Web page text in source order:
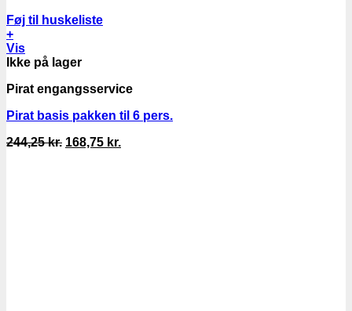
Føj til huskeliste
+
Vis
Ikke på lager
Pirat engangsservice
Pirat basis pakken til 6 pers.
244,25kr. Den
168,75 kr.